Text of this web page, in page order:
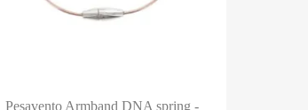
Pesavento Armband DNA spring -